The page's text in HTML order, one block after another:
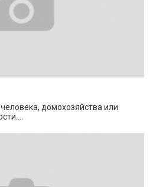
домохозяйства или